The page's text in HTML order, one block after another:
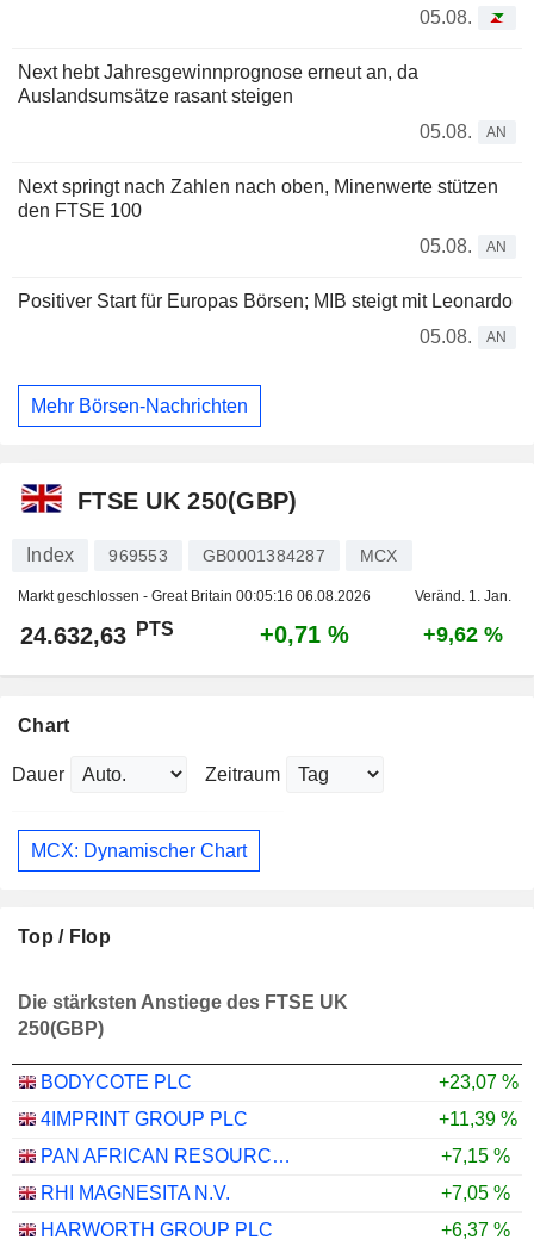
05.08.
Next hebt Jahresgewinnprognose erneut an, da
Auslandsumsätze rasant steigen
05.08.
AN
Next springt nach Zahlen nach oben, Minenwerte stützen
den FTSE 100
05.08.
AN
Positiver Start für Europas Börsen; MIB steigt mit Leonardo
05.08.
AN
Mehr Börsen-Nachrichten
FTSE UK 250(GBP)
Index 969553 GB0001384287 MCX
Markt geschlossen - Great Britain 00:05:16 06.08.2026 Veränd. 1. Jan.
24.632,63 PTS +0,71 % +9,62 %
Chart
Dauer Zeitraum
MCX: Dynamischer Chart
Top / Flop
Die stärksten Anstiege des FTSE UK
250(GBP)
BODYCOTE PLC
+23,07 %
4IMPRINT GROUP PLC
+11,39 %
PAN AFRICAN RESOURCES PLC
+7,15 %
RHI MAGNESITA N.V.
+7,05 %
HARWORTH GROUP PLC
+6,37 %